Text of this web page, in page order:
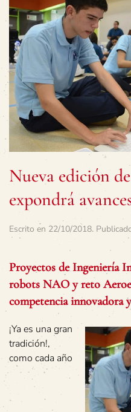
Nueva edición
expondrá
Escrito en 22/10/2018.
Proyectos de Ingeniería
robots NAO y reto
competencia innovadora
¡Ya es una gran
tradición!,
como cada año